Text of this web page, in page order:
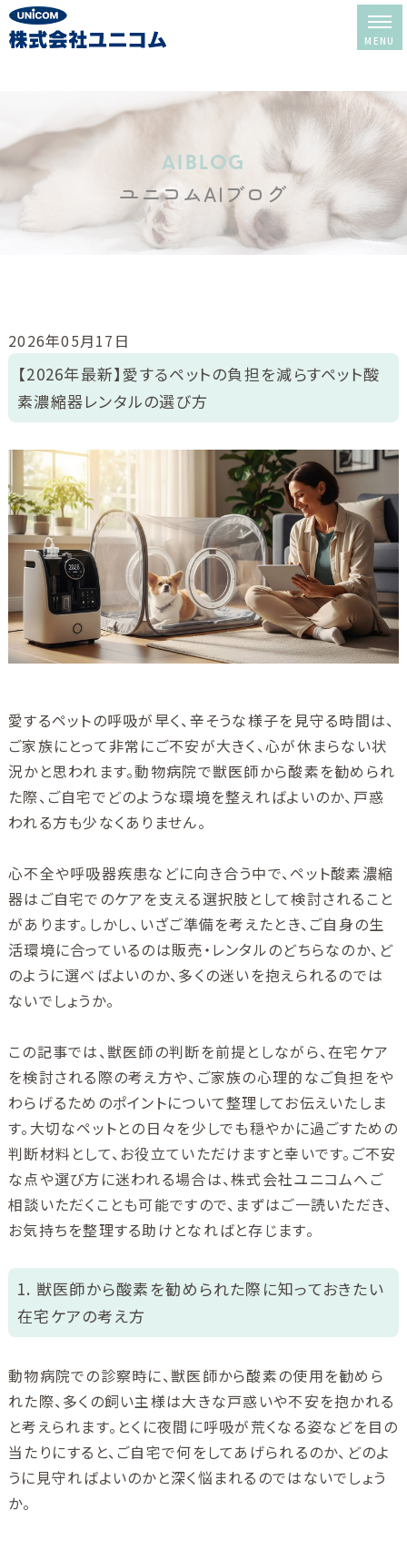
レンタル＆販売
酸素室について
酸素室の選び方
レンタルの流れ
よくある質問
ご利用ガイド
ユニコムについて
会社情報
アクセス
ブログ
酸素について
ユニコムAIブログ
aiblog
2026年05月17日
【2026年最新】愛するペットの負担を減らすペット酸
素濃縮器レンタルの選び方
愛するペットの呼吸が早く、辛そうな様子を見守る時間は、
ご家族にとって非常にご不安が大きく、心が休まらない状
況かと思われます。動物病院で獣医師から酸素を勧められ
た際、ご自宅でどのような環境を整えればよいのか、戸惑
われる方も少なくありません。
心不全や呼吸器疾患などに向き合う中で、ペット酸素濃縮
器はご自宅でのケアを支える選択肢として検討されること
があります。しかし、いざご準備を考えたとき、ご自身の生
活環境に合っているのは販売・レンタルのどちらなのか、ど
のように選べばよいのか、多くの迷いを抱えられるのでは
ないでしょうか。
この記事では、獣医師の判断を前提としながら、在宅ケア
を検討される際の考え方や、ご家族の心理的なご負担をや
わらげるためのポイントについて整理してお伝えいたしま
す。大切なペットとの日々を少しでも穏やかに過ごすための
判断材料として、お役立ていただけますと幸いです。ご不安
な点や選び方に迷われる場合は、株式会社ユニコムへご
相談いただくことも可能ですので、まずはご一読いただき、
お気持ちを整理する助けとなればと存じます。
1. 獣医師から酸素を勧められた際に知っておきたい
在宅ケアの考え方
動物病院での診察時に、獣医師から酸素の使用を勧めら
れた際、多くの飼い主様は大きな戸惑いや不安を抱かれる
と考えられます。とくに夜間に呼吸が荒くなる姿などを目の
当たりにすると、ご自宅で何をしてあげられるのか、どのよ
うに見守ればよいのかと深く悩まれるのではないでしょう
か。